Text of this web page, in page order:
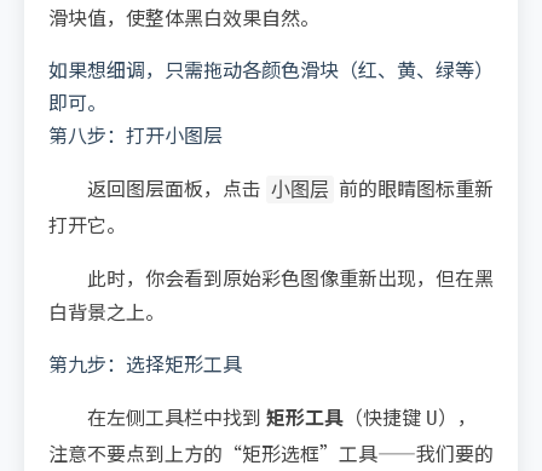
滑块值，使整体黑白效果自然。
如果想细调，只需拖动各颜色滑块（红、黄、绿等）
即可。
第八步：打开小图层
返回图层面板，点击 小图层 前的眼睛图标重新
打开它。
此时，你会看到原始彩色图像重新出现，但在黑
白背景之上。
第九步：选择矩形工具
在左侧工具栏中找到 矩形工具 （快捷键 U），
注意不要点到上方的“矩形选框”工具——我们要的